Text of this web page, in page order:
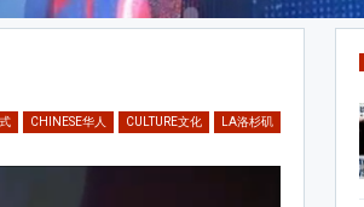
CHINESE华人 CULTURE文化 LA洛杉矶